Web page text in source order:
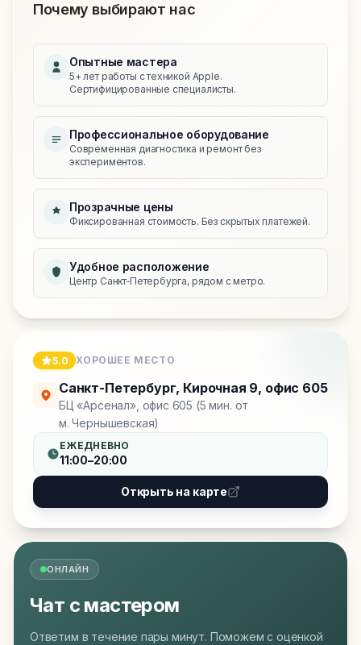
Почему выбирают нас
Опытные мастера
5+ лет работы с техникой Apple.
Сертифицированные специалисты.
Профессиональное оборудование
Современная диагностика и ремонт без
экспериментов.
Прозрачные цены
Фиксированная стоимость. Без скрытых платежей.
Удобное расположение
Центр Санкт‑Петербурга, рядом с метро.
5.0 ХОРОШЕЕ МЕСТО
Санкт-Петербург, Кирочная 9, офис 605
БЦ «Арсенал», офис 605 (5 мин. от
м. Чернышевская)
ЕЖЕДНЕВНО
11:00–20:00
Открыть на карте
ОНЛАЙН
Чат с мастером
Ответим в течение пары минут. Поможем с оценкой